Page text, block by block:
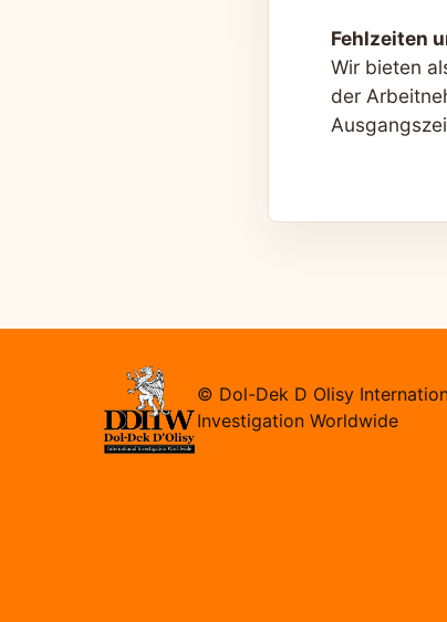
Fehlzeiten
Wir bieten
der
© Dol-Dek D Olisy
Investigation Worldwide